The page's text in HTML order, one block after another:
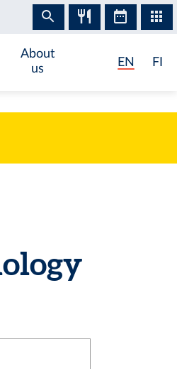
About
us
EN FI